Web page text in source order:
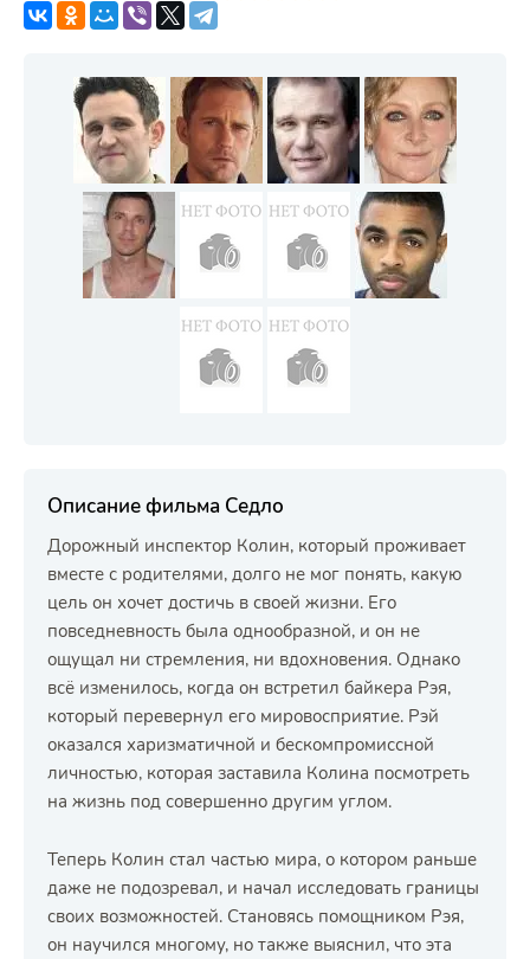
Описание фильма Седло
Дорожный инспектор Колин, который проживает
вместе с родителями, долго не мог понять, какую
цель он хочет достичь в своей жизни. Его
повседневность была однообразной, и он не
ощущал ни стремления, ни вдохновения. Однако
всё изменилось, когда он встретил байкера Рэя,
который перевернул его мировосприятие. Рэй
оказался харизматичной и бескомпромиссной
личностью, которая заставила Колина посмотреть
на жизнь под совершенно другим углом.
Теперь Колин стал частью мира, о котором раньше
даже не подозревал, и начал исследовать границы
своих возможностей. Становясь помощником Рэя,
он научился многому, но также выяснил, что эта